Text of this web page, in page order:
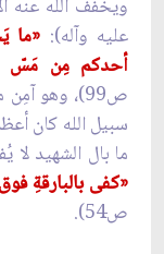
ويخفّف الله عنه
عليه وآله): «ما
أحدكم مِن مَسّ
ص99)، وهو
سبيل الله كان
ما بال الشهيد
«كفى بالبارقةِ
ص54).